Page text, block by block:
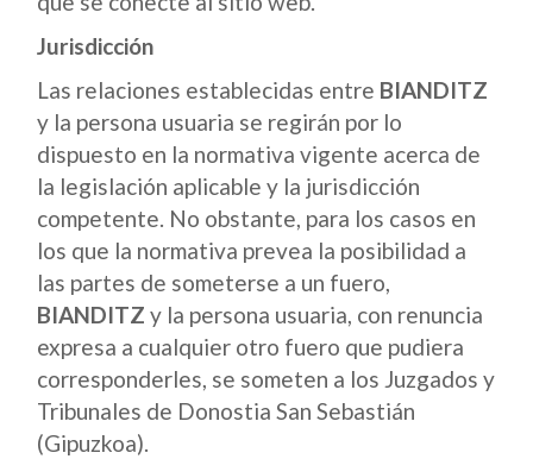
Jurisdicción
Las relaciones establecidas entre BIANDITZ
y la persona usuaria se regirán por lo
dispuesto en la normativa vigente acerca de
la legislación aplicable y la jurisdicción
competente. No obstante, para los casos en
los que la normativa prevea la posibilidad a
las partes de someterse a un fuero,
BIANDITZ y la persona usuaria, con renuncia
expresa a cualquier otro fuero que pudiera
corresponderles, se someten a los Juzgados y
Tribunales de Donostia San Sebastián
(Gipuzkoa).